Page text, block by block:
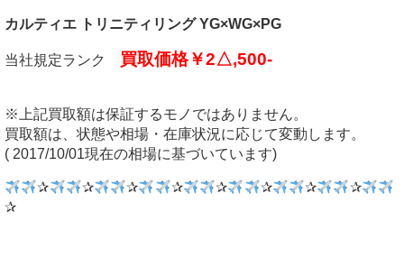
カルティエ トリニティリング YG×WG×PG
当社規定ランク 買取価格￥2△,500-
※上記買取額は保証するモノではありません。
買取額は、状態や相場・在庫状況に応じて変動します。
( 2017/10/01現在の相場に基づいています)
✰ ✰ ✰ ✰ ✰ ✰ ✰
✰
✰